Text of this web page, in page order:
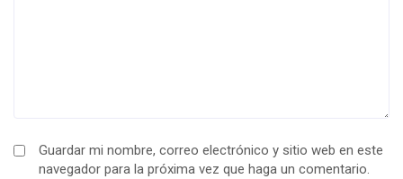
Guardar mi nombre, correo electrónico y sitio web en este
navegador para la próxima vez que haga un comentario.